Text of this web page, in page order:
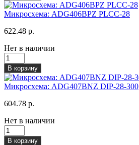
Микросхема: ADG406BPZ PLCC-28
622.48 р.
Нет в наличии
В корзину
Микросхема: ADG407BNZ DIP-28-300
604.78 р.
Нет в наличии
В корзину